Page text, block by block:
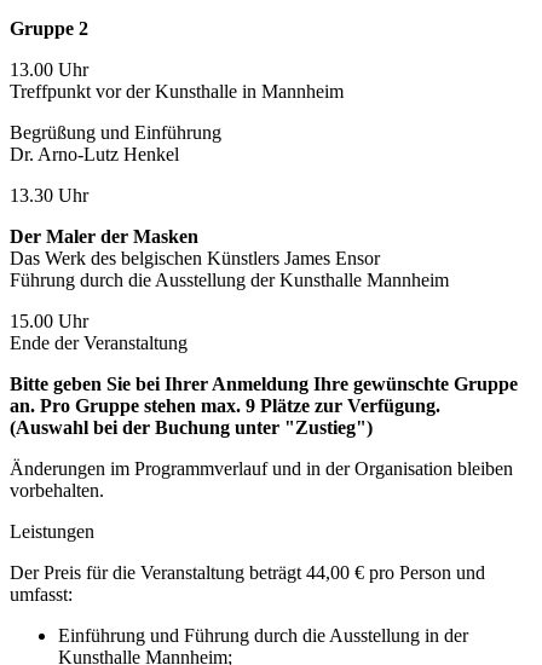
Gruppe 2
13.00 Uhr
Treffpunkt vor der Kunsthalle in Mannheim
Begrüßung und Einführung
Dr. Arno-Lutz Henkel
13.30 Uhr
Der Maler der Masken
Das Werk des belgischen Künstlers James Ensor
Führung durch die Ausstellung der Kunsthalle Mannheim
15.00 Uhr
Ende der Veranstaltung
Bitte geben Sie bei Ihrer Anmeldung Ihre gewünschte Gruppe
an. Pro Gruppe stehen max. 9 Plätze zur Verfügung.
(Auswahl bei der Buchung unter "Zustieg")
Änderungen im Programmverlauf und in der Organisation bleiben
vorbehalten.
Leistungen
Der Preis für die Veranstaltung beträgt 44,00 € pro Person und
umfasst:
Einführung und Führung durch die Ausstellung in der
Kunsthalle Mannheim;